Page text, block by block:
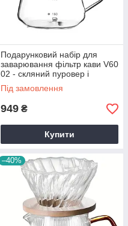
Подарунковий набір для
заварювання фільтр кави V60
02 - скляний пуровер і
заварник 600 мл, для
бариста
Під замовлення
949 ₴
Купити
–40%